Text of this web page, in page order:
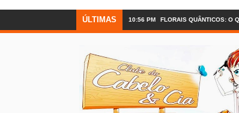
ÚLTIMAS 10:56 PM FLORAIS QUÂNTICOS: O